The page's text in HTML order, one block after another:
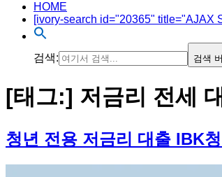
HOME
[ivory-search id="20365" title="AJAX
검색: 검색
[태그:] 저금리 전세
청년 전용 저금리 대출 IBK